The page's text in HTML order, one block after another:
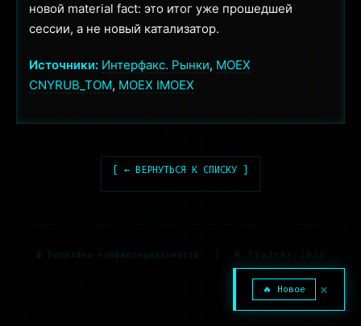
новой material fact: это итог уже прошедшей
сессии, а не новый катализатор.
Источники: Интерфакс. Рынки, MOEX
CNYRUB_TOM, MOEX IMOEX
[ ← ВЕРНУТЬСЯ К СПИСКУ ]
🔒 Политика конфиденциальности © TradeAx 2026
🔥 Новое ✕